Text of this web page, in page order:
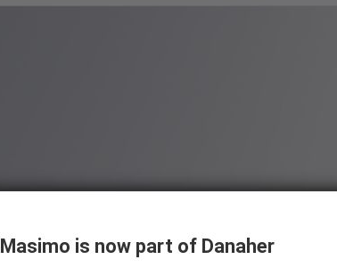
Masimo is now part of Danaher